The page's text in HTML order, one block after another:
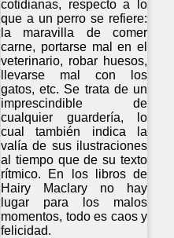
cotidianas, respecto a lo
que a un perro se refiere:
la maravilla de comer
carne, portarse mal en el
veterinario, robar huesos,
llevarse mal con los
gatos, etc. Se trata de un
imprescindible de
cualquier guardería, lo
cual también indica la
valía de sus ilustraciones
al tiempo que de su texto
rítmico. En los libros de
Hairy Maclary no hay
lugar para los malos
momentos, todo es caos y
felicidad.